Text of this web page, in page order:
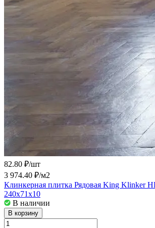
82.80 ₽/шт
3 974.40 ₽/м2
Клинкерная плитка Рядовая King Klinker
240x71x10
В наличии
В корзину